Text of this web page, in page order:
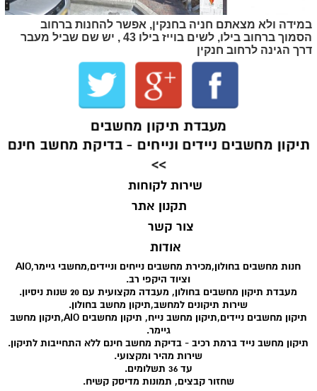
צור קשר
אודות
תקנון אתר
שירות לקוחות
חנות מחשבים בחולון,מכירת מחשבים נייחים וניידים,מחשבי גיימר,AIO
וציוד היקפי רב.
מעבדת תיקון מחשבים בחולון, מעבדה מקצועית עם 20 שנות ניסיון.
שירות תיקונים למחשב,תיקון מחשב בחולון.
תיקון מחשבים ניידים,תיקון מחשב נייח, תיקון מחשבים AIO,תיקון מחשב
גיימר.
תיקון מחשב נייד ברמת רכיב - בדיקת מחשב חינם ללא התחייבות לתיקון.
שירות מהיר ומקצועי.
עד 36 תשלומים.
שחזור קבצים, תמונות מדיסק קשיח.
מעבדת תיקון מחשבים
תיקון מחשבים ניידים ונייחים - בדיקת מחשב חינם
>>
במידה ולא מצאתם חניה בחנקין, אפשר להחנות ברחוב
הסמוך ברחוב בילו, לשים בוייז בילו 43 , יש שם שביל מעבר
דרך הגינה לרחוב חנקין